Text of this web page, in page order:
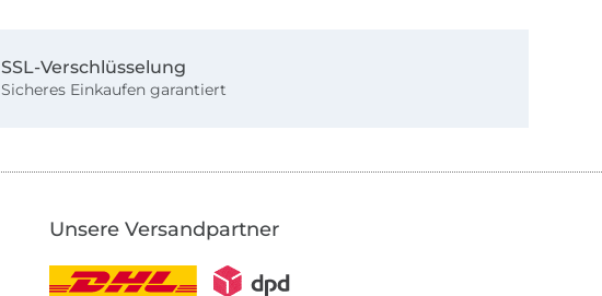
SSL-Verschlüsselung
Sicheres Einkaufen garantiert
Unsere Versandpartner